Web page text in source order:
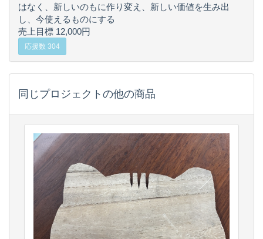
はなく、新しいのもに作り変え、新しい価値を生み出
し、今使えるものにする
売上目標 12,000円
応援数 304
同じプロジェクトの他の商品